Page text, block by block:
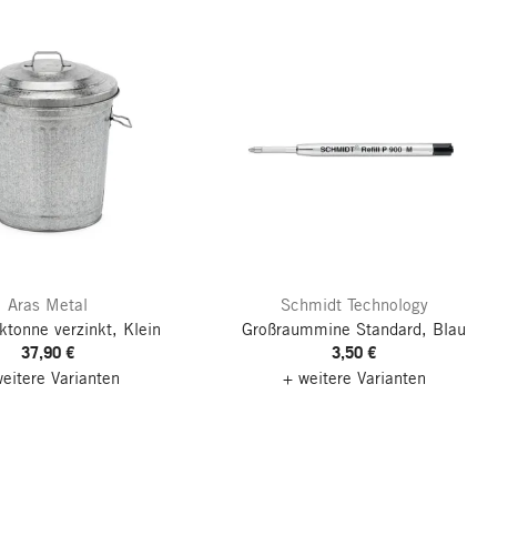
Aras Metal
verzinkt, Klein
37,90 €
Varianten
Schmidt Technology
Großraummine Standard, Blau
3,50 €
+ weitere Varianten